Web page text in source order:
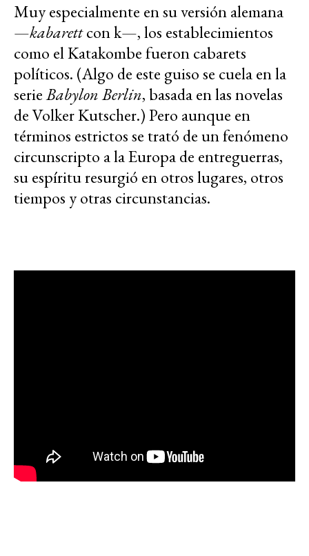
Muy especialmente en su versión alemana
—kabarettcon k—, los establecimientos
como el Katakombe fueron cabarets
políticos. (Algo de este guiso se cuela en la
serieBabylon Berlin, basada en las novelas
de Volker Kutscher.) Pero aunque en
términos estrictos se trató de un fenómeno
circunscripto a la Europa de entreguerras,
su espíritu resurgió en otros lugares, otros
tiempos y otras circunstancias.